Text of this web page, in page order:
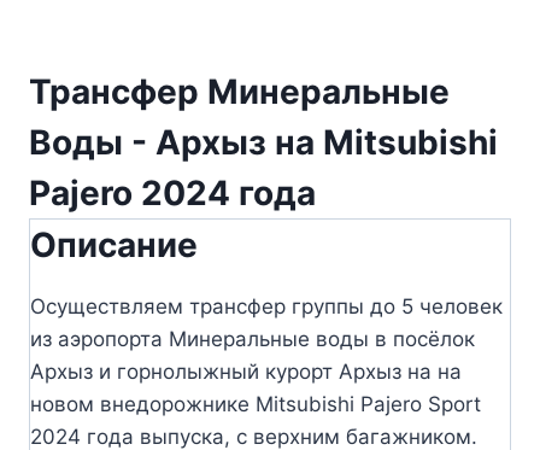
Трансфер Минеральные
Воды - Архыз на Mitsubishi
Pajero 2024 года
Описание
Осуществляем трансфер группы до 5 человек
из аэропорта Минеральные воды в посёлок
Архыз и горнолыжный курорт Архыз на на
новом внедорожнике Mitsubishi Pajero Sport
2024 года выпуска, с верхним багажником.